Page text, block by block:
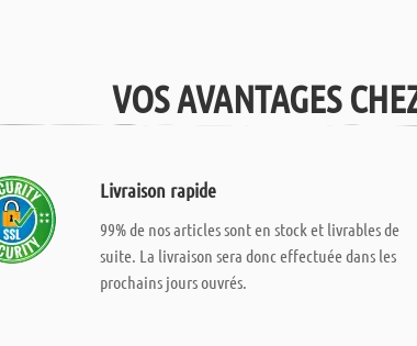
VOS AVANTAGES
Livraison rapide
99% de nos articles sont en stock et livrables de
suite. La livraison sera donc effectuée dans les
prochains jours ouvrés.